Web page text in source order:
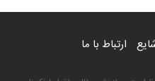
ارتباط با ما